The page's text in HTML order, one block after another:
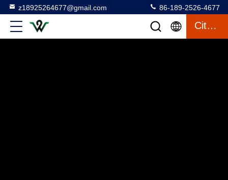
z18925264677@gmail.com 86-189-2526-4677
Citaat